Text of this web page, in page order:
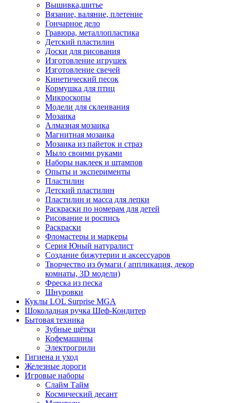
Вышивка,шитье
Вязание, валяние, плетение
Гончарное дело
Гравюра, металлопластика
Детский пластилин
Доски для рисования
Изготовление игрушек
Изготовление свечей
Кинетический песок
Кормушка для птиц
Микроскопы
Модели для склеивания
Мозаика
Алмазная мозаика
Магнитная мозаика
Мозаика из пайеток и страз
Мыло своими руками
Наборы наклеек и штампов
Опыты и эксперименты
Пластилин
Детский пластилин
Пластилин и масса для лепки
Раскраски по номерам для детей
Рисование и роспись
Раскраски
Фломастеры и маркеры
Серия Юный натуралист
Создание бижутерии и аксессуаров
Творчество из бумаги ( аппликация, декор
комнаты, 3D модели)
Фреска из песка
Шнуровки
Куклы LOL Surprise MGA
Шоколадная ручка Шеф-Кондитер
Бытовая техника
Зубные щётки
Кофемашины
Электрогрили
Гигиена и уход
Железные дороги
Игровые наборы
Слайм Тайм
Космический десант